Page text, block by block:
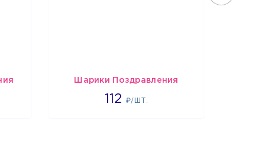
Шарики Поздравления
112 ₽/ШТ.
1718